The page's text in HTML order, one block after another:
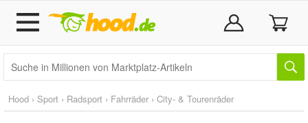
Hood › Sport › Radsport › Fahrräder › City- & Tourenräder